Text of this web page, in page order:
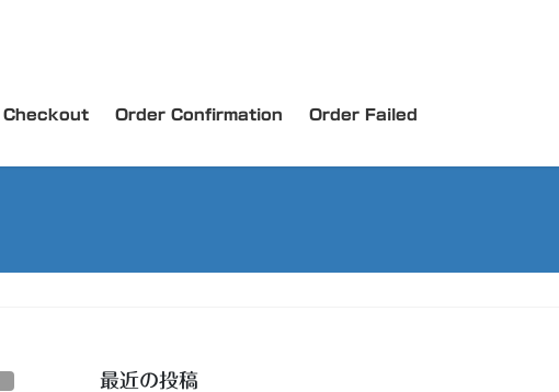
Checkout Order Confirmation Order Failed
最近の投稿